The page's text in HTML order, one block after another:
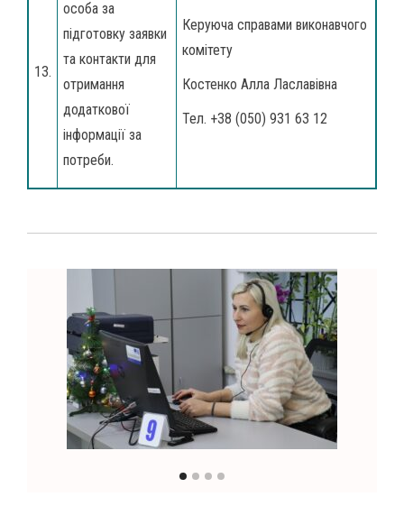
13.
особа за
підготовку заявки
та контакти для
отримання
додаткової
інформації за
потреби.
Керуюча справами виконавчого
комітету
Костенко Алла Лаславівна
Тел. +38 (050) 931 63 12